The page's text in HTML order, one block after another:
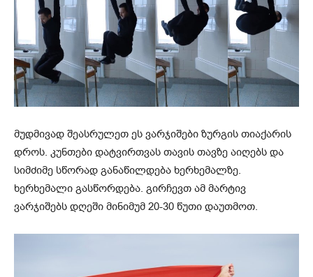
მუდმივად შეასრულეთ ეს ვარჯიშები ზურგის თიაქარის
დროს. კუნთები დატვირთვას თავის თავზე აიღებს და
სიმძიმე სწორად განაწილდება ხერხემალზე.
ხერხემალი გასწორდება. გირჩევთ ამ მარტივ
ვარჯიშებს დღეში მინიმუმ 20-30 წუთი დაუთმოთ.